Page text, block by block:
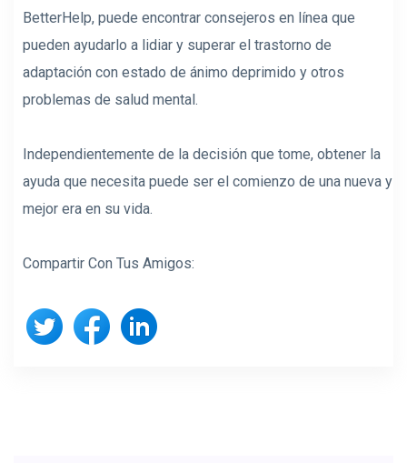
BetterHelp, puede encontrar consejeros en línea que
pueden ayudarlo a lidiar y superar el trastorno de
adaptación con estado de ánimo deprimido y otros
problemas de salud mental.
Independientemente de la decisión que tome, obtener la
ayuda que necesita puede ser el comienzo de una nueva y
mejor era en su vida.
Compartir Con Tus Amigos: